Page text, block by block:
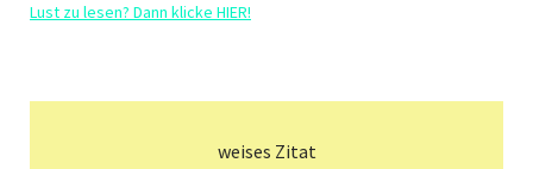
Lust zu lesen? Dann klicke HIER!
weises Zitat